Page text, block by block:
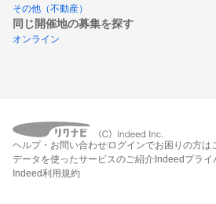
その他（不動産）
同じ開催地の募集を探す
オンライン
締切：なし
ヘルプ・お問い合わせ ログインでお困りの方は
データを使ったサービスのご紹介 Indeedプライ
Indeed利用規約